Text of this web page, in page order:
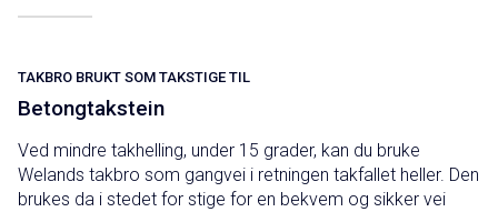
TAKBRO BRUKT SOM TAKSTIGE TIL
Betongtakstein
Ved mindre takhelling, under 15 grader, kan du bruke
Welands takbro som gangvei i retningen takfallet heller. Den
brukes da i stedet for stige for en bekvem og sikker vei